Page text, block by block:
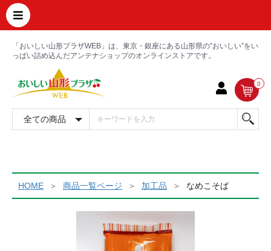
「おいしい山形プラザWEB」は、東京・銀座にある山形県の”おいしい”をい
っぱい詰め込んだアンテナショップのオンラインストアです。
0
HOME 商品一覧ページ 加工品 なめこそば